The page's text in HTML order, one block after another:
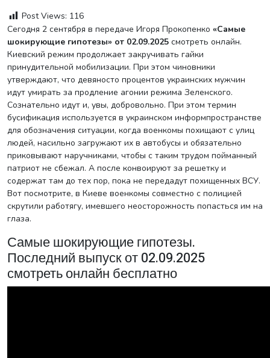
Post Views: 116
Сегодня 2 сентября в передаче Игоря Прокопенко «Самые
шокирующие гипотезы» от 02.09.2025 смотреть онлайн.
Киевский режим продолжает закручивать гайки
принудительной мобилизации. При этом чиновники
утверждают, что девяносто процентов украинских мужчин
идут умирать за продление агонии режима Зеленского.
Сознательно идут и, увы, добровольно. При этом термин
бусификация используется в украинском информпространстве
для обозначения ситуации, когда военкомы похищают с улиц
людей, насильно загружают их в автобусы и обязательно
приковывают наручниками, чтобы с таким трудом пойманный
патриот не сбежал. А после конвоируют за решетку и
содержат там до тех пор, пока не передадут похищенных ВСУ.
Вот посмотрите, в Киеве военкомы совместно с полицией
скрутили работягу, имевшего неосторожность попасться им на
глаза.
Самые шокирующие гипотезы.
Последний выпуск от 02.09.2025
смотреть онлайн бесплатно